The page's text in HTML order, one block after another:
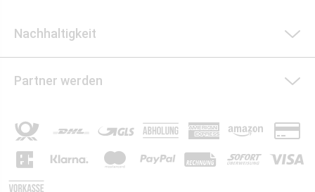
Nachhaltigkeit
Partner werden